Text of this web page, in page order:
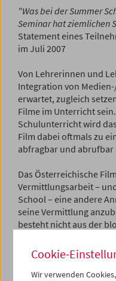
"Was bei der Summer
Seminar hat ziemlichen
Statement eines
im Juli 2007
Von Lehrerinnen und
Integration von
erwartet, zugleich
Filme im Unterricht
Schulunterricht wird
Film dabei oftmals zu
abfragbar und abrufbar
Das Österreichische
Vermittlungsarbeit –
School – eine andere
seine Vermittlung
besteht nicht aus der
zentraler
von Begrifflichkeiten.
intensiven
Cookie-
Wir verwenden